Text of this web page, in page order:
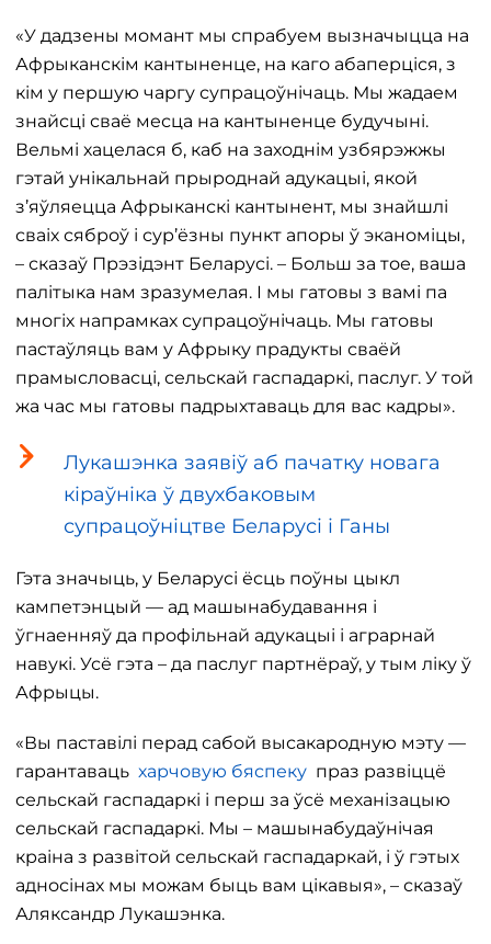
«У дадзены момант мы спрабуем вызначыцца на
Афрыканскім кантыненце, на каго абаперціся, з
кім у першую чаргу супрацоўнічаць. Мы жадаем
знайсці сваё месца на кантыненце будучыні.
Вельмі хацелася б, каб на заходнім узбярэжжы
гэтай унікальнай прыроднай адукацыі, якой
з’яўляецца Афрыканскі кантынент, мы знайшлі
сваіх сяброў і сур’ёзны пункт апоры ў эканоміцы,
– сказаў Прэзідэнт Беларусі. – Больш за тое, ваша
палітыка нам зразумелая. І мы гатовы з вамі па
многіх напрамках супрацоўнічаць. Мы гатовы
пастаўляць вам у Афрыку прадукты сваёй
прамысловасці, сельскай гаспадаркі, паслуг. У той
жа час мы гатовы падрыхтаваць для вас кадры».
Лукашэнка заявіў аб пачатку новага
кіраўніка ў двухбаковым
супрацоўніцтве Беларусі і Ганы
Гэта значыць, у Беларусі ёсць поўны цыкл
кампетэнцый — ад машынабудавання і
ўгнаенняў да профільнай адукацыі і аграрнай
навукі. Усё гэта – да паслуг партнёраў, у тым ліку ў
Афрыцы.
«Вы паставілі перад сабой высакародную мэту —
гарантаваць харчовую бяспеку праз развіццё
сельскай гаспадаркі і перш за ўсё механізацыю
сельскай гаспадаркі. Мы – машынабудаўнічая
краіна з развітой сельскай гаспадаркай, і ў гэтых
адносінах мы можам быць вам цікавыя», – сказаў
Аляксандр Лукашэнка.